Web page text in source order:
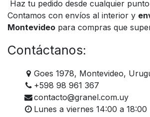
Haz tu pedido desde cualquier
Contamos con envíos al interior y
Montevideo para compras que
Contáctanos:
Goes 1978, Montevideo,
+598 98 961 367
contacto@granel.com.uy
Lunes a viernes 14:00 a 18:00